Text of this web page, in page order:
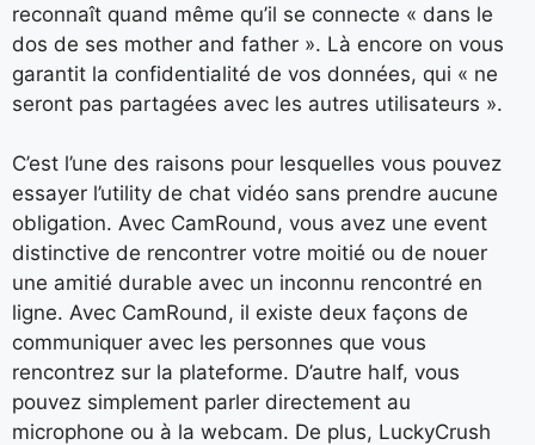
reconnaît quand même qu’il se connecte « dans le
dos de ses mother and father ». Là encore on vous
garantit la confidentialité de vos données, qui « ne
seront pas partagées avec les autres utilisateurs ».
C’est l’une des raisons pour lesquelles vous pouvez
essayer l’utility de chat vidéo sans prendre aucune
obligation. Avec CamRound, vous avez une event
distinctive de rencontrer votre moitié ou de nouer
une amitié durable avec un inconnu rencontré en
ligne. Avec CamRound, il existe deux façons de
communiquer avec les personnes que vous
rencontrez sur la plateforme. D’autre half, vous
pouvez simplement parler directement au
microphone ou à la webcam. De plus, LuckyCrush